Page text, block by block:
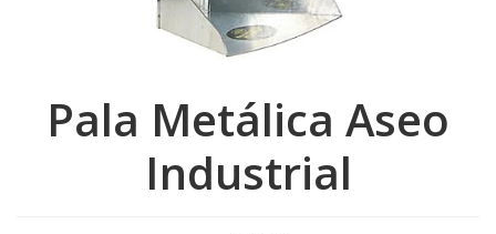
Pala Metálica Aseo
Industrial